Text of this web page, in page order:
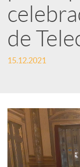
x
e
S
o
de
15.12.2021